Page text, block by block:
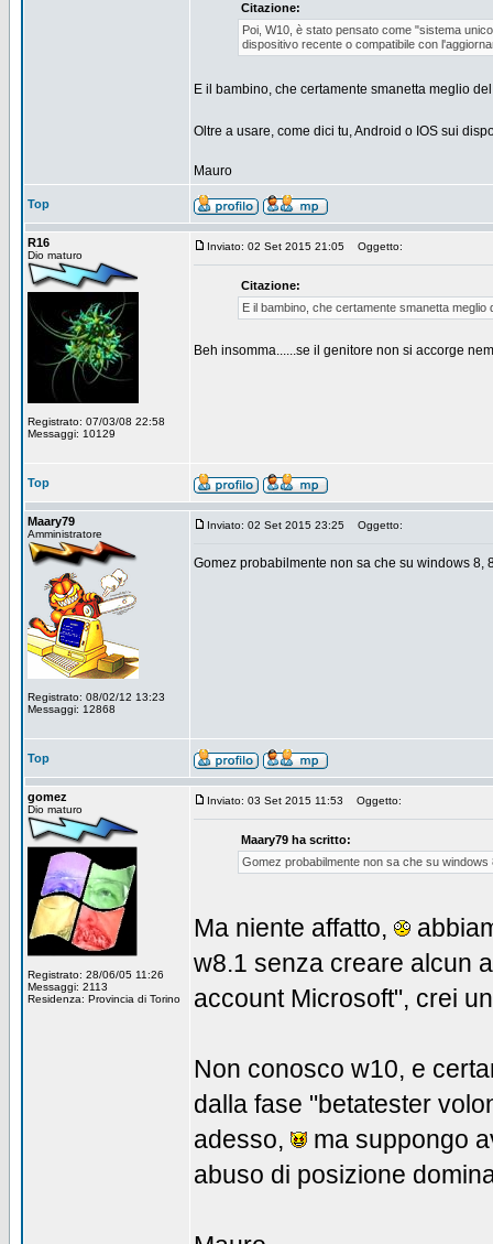
Citazione:
Poi, W10, è stato pensato come "sistema
dispositivo recente o compatibile con
E il bambino, che certamente smanetta meglio
Oltre a usare, come dici tu, Android o IOS sui
Mauro
Top
R16
Dio maturo
Registrato: 07/03/08 22:58
Messaggi: 10129
Inviato: 02 Set 2015 21:05 Oggetto:
Citazione:
E il bambino, che certamente smanetta
Beh insomma......se il genitore non si accorge
Top
Maary79
Amministratore
Registrato: 08/02/12 13:23
Messaggi: 12868
Inviato: 02 Set 2015 23:25 Oggetto:
Gomez probabilmente non sa che su windows 8,
Top
gomez
Dio maturo
Registrato: 28/06/05 11:26
Messaggi: 2113
Residenza: Provincia di Torino
Inviato: 03 Set 2015 11:53 Oggetto:
Maary79 ha scritto:
Gomez probabilmente non sa che su
Ma niente affatto,
w8.1 senza creare alcun
account Microsoft", crei
Non conosco w10, e
dalla fase "betatester
adesso,
ma suppongo
abuso di posizione